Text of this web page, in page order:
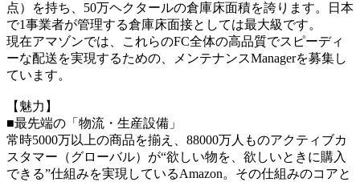
点）を持ち、50万ヘクタールの倉庫床面積を誇ります。日本
で1事業者が管理する倉庫床面接としては最大級です。
現在アマゾンでは、これらのFC全体の高品質でスピーディ
ーな配送を実現するための、メンテナンスManagerを募集し
ています。
【魅力】
■最先端の「物流・生産設備」
常時5000万以上の商品を揃え、88000万人ものアクティブカ
スタマー（グローバル）が“欲しい物を、欲しいときに購入
できる”仕組みを実現しているAmazon。その仕組みのコアと